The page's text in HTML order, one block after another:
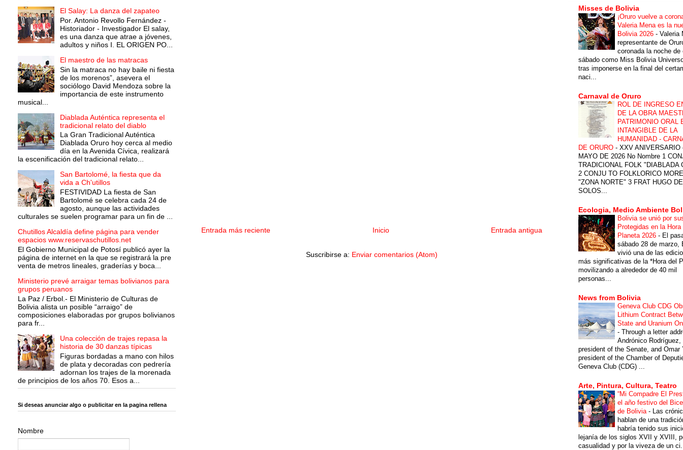
Entrada más reciente Entrada antigua
Inicio
Suscribirse a: Enviar comentarios (Atom)
El Salay: La danza del zapateo
Por. Antonio Revollo Fernández -
Historiador - Investigador El salay,
es una danza que atrae a jóvenes,
adultos y niños I. EL ORIGEN PO...
El maestro de las matracas
Sin la matraca no hay baile ni fiesta
de los morenos”, asevera el
sociólogo David Mendoza sobre la
importancia de este instrumento
musical...
Diablada Auténtica representa el
tradicional relato del diablo
La Gran Tradicional Auténtica
Diablada Oruro hoy cerca al medio
día en la Avenida Cívica, realizará
la escenificación del tradicional relato...
San Bartolomé, la fiesta que da
vida a Ch'utillos
FESTIVIDAD La fiesta de San
Bartolomé se celebra cada 24 de
agosto, aunque las actividades
culturales se suelen programar para un fin de ...
Chutillos Alcaldía define página para vender
espacios www.reservaschutillos.net
El Gobierno Municipal de Potosí publicó ayer la
página de internet en la que se registrará la pre
venta de metros lineales, graderías y boca...
Ministerio prevé arraigar temas bolivianos para
grupos peruanos
La Paz / Erbol.- El Ministerio de Culturas de
Bolivia alista un posible “arraigo” de
composiciones elaboradas por grupos bolivianos
para fr...
Una colección de trajes repasa la
historia de 30 danzas típicas
Figuras bordadas a mano con hilos
de plata y decoradas con pedrería
adornan los trajes de la morenada
de principios de los años 70. Esos a...
Si deseas anunciar algo o publicitar en la pagina rellena
Nombre
Misses de Bolivia
¡Oruro vuelve a
Valeria Mena es la
Bolivia 2026 - Valeria
representante de
coronada la noche de
sábado como Miss Bolivia
tras imponerse en la final del
naci...
Carnaval de Oruro
ROL DE INGRESO
DE LA OBRA
PATRIMONIO ORAL
INTANGIBLE DE LA
HUMANIDAD -
DE ORURO - XXV ANIVERSARIO
MAYO DE 2026 No Nombre 1
TRADICIONAL FOLK "DIABLADA
2 CONJU TO FOLKLORICO
"ZONA NORTE" 3 FRAT HUGO
SOLOS...
Ecologia, Medio Ambiente
Bolivia se unió por
Protegidas en la Hora
Planeta 2026 - El
sábado 28 de marzo,
vivió una de las
más significativas de la *Hora del
movilizando a alrededor de 40 mil
personas...
News from Bolivia
Geneva Club CDG
Lithium Contract
State and Uranium
- Through a letter
Andrónico Rodríguez,
president of the Senate, and Omar
president of the Chamber of
Geneva Club (CDG) ...
Arte, Pintura, Cultura, Teatro
“Mi Compadre El
el año festivo del
de Bolivia - Las
hablan de una
habría tenido sus
lejanía de los siglos XVII y XVIII,
casualidad y por la viveza de un